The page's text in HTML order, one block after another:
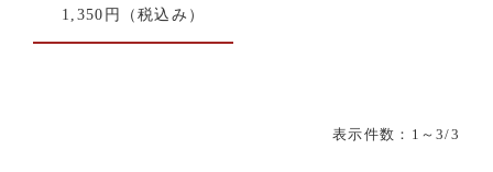
1,350円
（税込み）
表示件数： 1 ～3/3